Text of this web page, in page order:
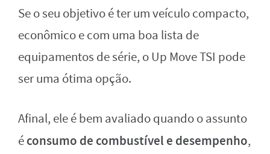
Se o seu objetivo é ter um veículo compacto,
econômico e com uma boa lista de
equipamentos de série, o Up Move TSI pode
ser uma ótima opção.
Afinal, ele é bem avaliado quando o assunto
éconsumo de combustível e desempenho,